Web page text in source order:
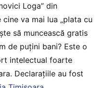
Loga” din
va mai lua „plata cu
să muncească gratis
de puțini bani? Este o
intelectual foarte
Declarațiile au fost